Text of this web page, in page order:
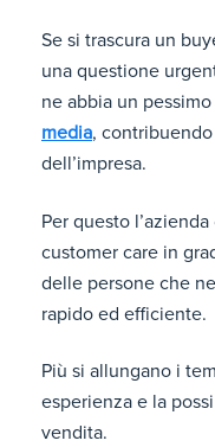
Se si trascura un
una questione
ne abbia un
media,
dell’impresa.
Per questo
customer care in
delle persone che
rapido ed efficiente.
Più si allungano i
esperienza e la
vendita.